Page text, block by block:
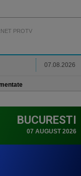
PROTV
07.08.2026